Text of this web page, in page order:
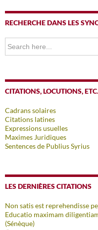
RECHERCHE DANS LES
Search
for:
CITATIONS, LOCUTIONS, ETC.
Cadrans solaires
Citations latines
Expressions usuelles
Maximes Juridiques
Sentences de Publius Syrius
LES DERNIÈRES CITATIONS
Non satis est reprehendisse
Educatio maximam
(Sénèque)